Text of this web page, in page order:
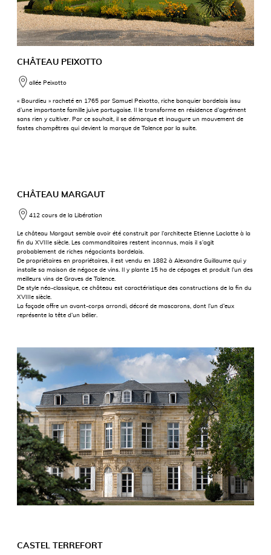
CHÂTEAU PEIXOTTO
allée Peixotto
« Bourdieu » racheté en 1765 par Samuel Peixotto, riche banquier bordelais issu
d’une importante famille juive portugaise. Il le transforme en résidence d’agrément
sans rien y cultiver. Par ce souhait, il se démarque et inaugure un mouvement de
fastes champêtres qui devient la marque de Talence par la suite.
CHÂTEAU MARGAUT
412 cours de la Libération
Le château Margaut semble avoir été construit par l’architecte Etienne Laclotte à la
fin du XVIIIe siècle. Les commanditaires restent inconnus, mais il s’agit
probablement de riches négociants bordelais.
De propriétaires en propriétaires, il est vendu en 1882 à Alexandre Guillaume qui y
installe sa maison de négoce de vins. Il y plante 15 ha de cépages et produit l’un des
meilleurs vins de Graves de Talence.
De style néo-classique, ce château est caractéristique des constructions de la fin du
XVIIIe siècle.
La façade offre un avant-corps arrondi, décoré de mascarons, dont l’un d’eux
représente la tête d’un bélier.
CASTEL TERREFORT